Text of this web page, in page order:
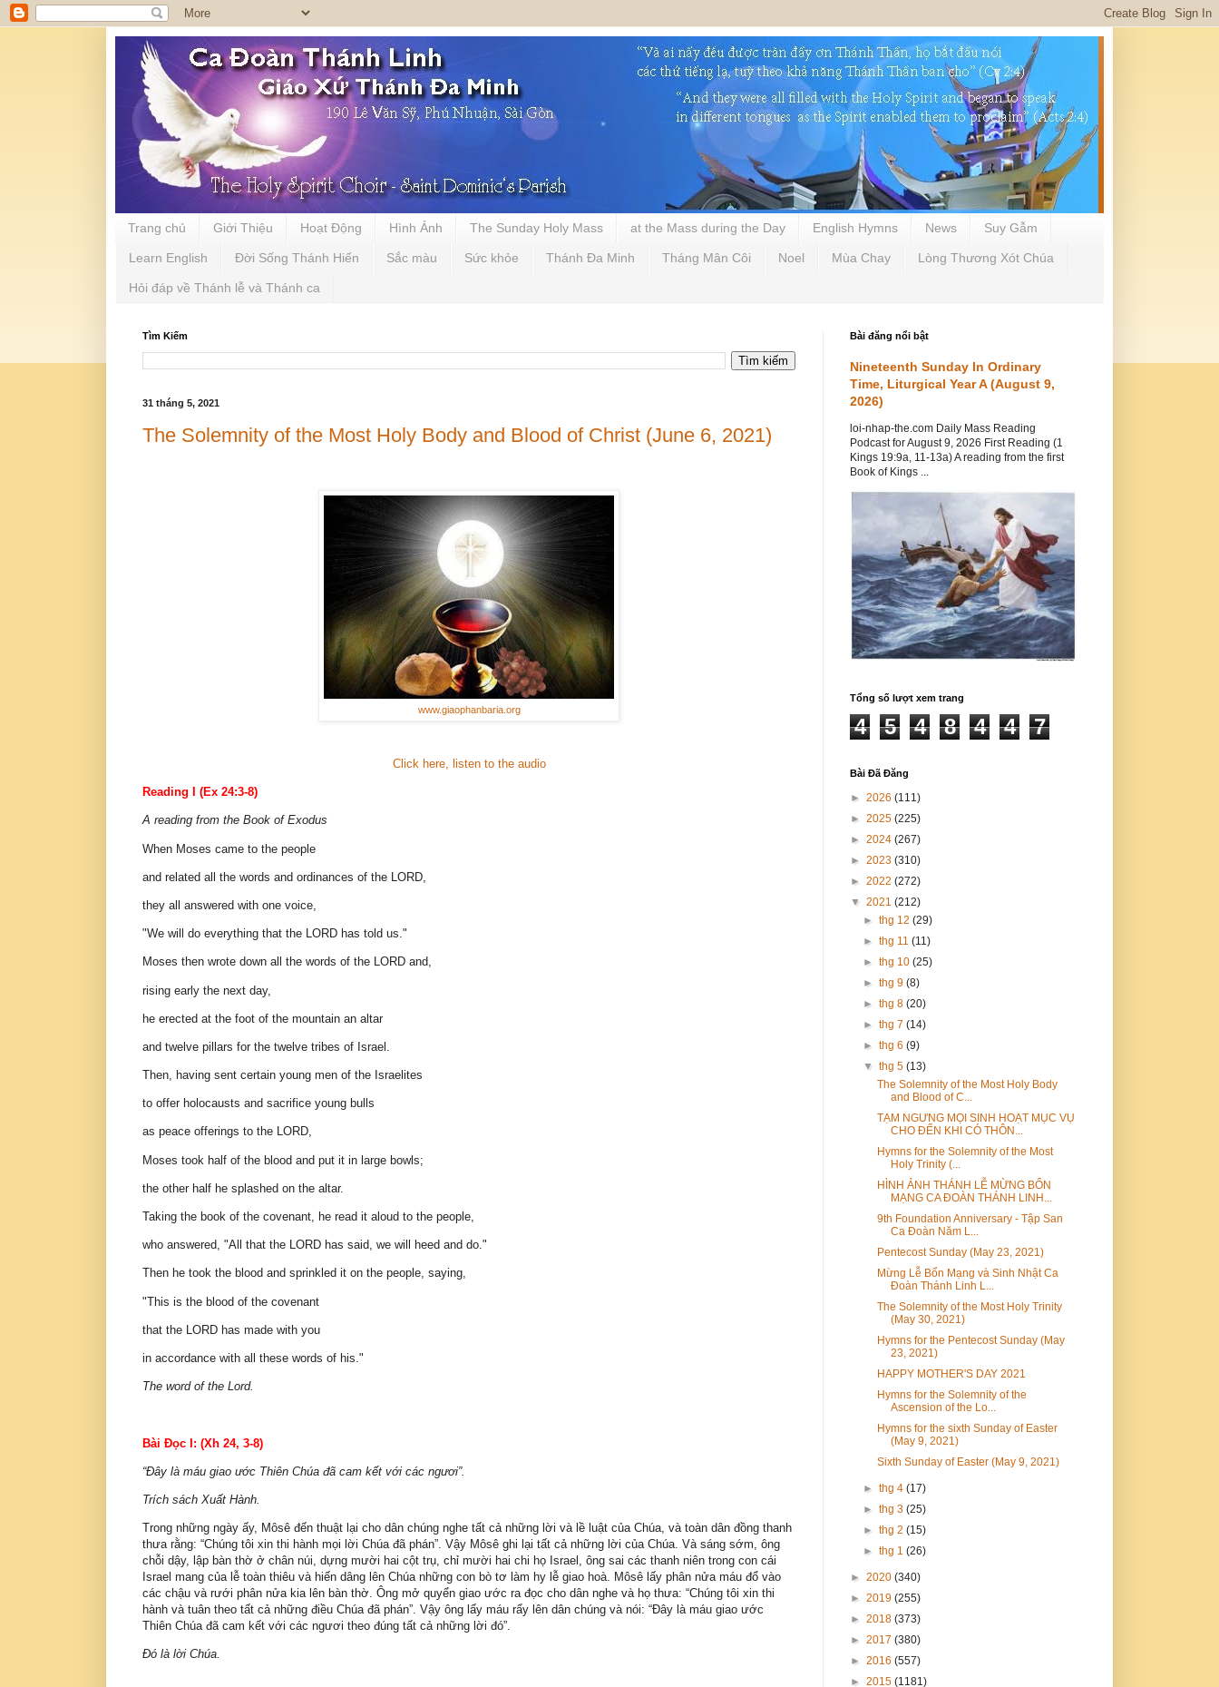
Trang chủ Giới Thiệu Hoạt Động Hình Ảnh The Sunday Holy Mass at the Mass during the Day English Hymns News Suy Gẫm
Learn English Đời Sống Thánh Hiến Sắc màu Sức khỏe Thánh Đa Minh Tháng Mân Côi Noel Mùa Chay Lòng Thương Xót Chúa
Hỏi đáp về Thánh lễ và Thánh ca
Tìm Kiếm
31 tháng 5, 2021
The Solemnity of the Most Holy Body and Blood of Christ (June 6, 2021)
www.giaophanbaria.org
Click here, listen to the audio
Reading I (Ex 24:3-8)
A reading from the Book of Exodus
When Moses came to the people
and related all the words and ordinances of the LORD,
they all answered with one voice,
"We will do everything that the LORD has told us."
Moses then wrote down all the words of the LORD and,
rising early the next day,
he erected at the foot of the mountain an altar
and twelve pillars for the twelve tribes of Israel.
Then, having sent certain young men of the Israelites
to offer holocausts and sacrifice young bulls
as peace offerings to the LORD,
Moses took half of the blood and put it in large bowls;
the other half he splashed on the altar.
Taking the book of the covenant, he read it aloud to the people,
who answered, "All that the LORD has said, we will heed and do."
Then he took the blood and sprinkled it on the people, saying,
"This is the blood of the covenant
that the LORD has made with you
in accordance with all these words of his."
The word of the Lord.
Bài Ðọc I: (Xh 24, 3-8)
“Ðây là máu giao ước Thiên Chúa đã cam kết với các ngươi”.
Trích sách Xuất Hành.
Trong những ngày ấy, Môsê đến thuật lại cho dân chúng nghe tất cả những lời và lề luật của Chúa, và toàn dân đồng thanh
thưa rằng: “Chúng tôi xin thi hành mọi lời Chúa đã phán”. Vậy Môsê ghi lại tất cả những lời của Chúa. Và sáng sớm, ông
chỗi dậy, lập bàn thờ ở chân núi, dựng mười hai cột trụ, chỉ mười hai chi họ Israel, ông sai các thanh niên trong con cái
Israel mang của lễ toàn thiêu và hiến dâng lên Chúa những con bò tơ làm hy lễ giao hoà. Môsê lấy phân nửa máu đổ vào
các chậu và rưới phân nửa kia lên bàn thờ. Ông mở quyển giao ước ra đọc cho dân nghe và họ thưa: “Chúng tôi xin thi
hành và tuân theo tất cả những điều Chúa đã phán”. Vậy ông lấy máu rẩy lên dân chúng và nói: “Ðây là máu giao ước
Thiên Chúa đã cam kết với các ngươi theo đúng tất cả những lời đó”.
Ðó là lời Chúa.
Bài đăng nổi bật
Nineteenth Sunday In Ordinary
Time, Liturgical Year A (August 9,
2026)
loi-nhap-the.com Daily Mass Reading
Podcast for August 9, 2026 First Reading (1
Kings 19:9a, 11-13a) A reading from the first
Book of Kings ...
Tổng số lượt xem trang
4 5 4 8 4 4 7
Bài Đã Đăng
► 2026 (111)
► 2025 (225)
► 2024 (267)
► 2023 (310)
► 2022 (272)
▼ 2021 (212)
►thg 12(29)
►thg 11(11)
►thg 10(25)
►thg 9(8)
►thg 8(20)
►thg 7(14)
►thg 6(9)
▼thg 5(13)
The Solemnity of the Most Holy Body
and Blood of C...
TẠM NGƯNG MỌI SINH HOẠT MỤC VỤ
CHO ĐẾN KHI CÓ THÔN...
Hymns for the Solemnity of the Most
Holy Trinity (...
HÌNH ẢNH THÁNH LỄ MỪNG BỔN
MẠNG CA ĐOÀN THÁNH LINH...
9th Foundation Anniversary - Tập San
Ca Đoàn Năm L...
Pentecost Sunday (May 23, 2021)
Mừng Lễ Bổn Mạng và Sinh Nhật Ca
Đoàn Thánh Linh L...
The Solemnity of the Most Holy Trinity
(May 30, 2021)
Hymns for the Pentecost Sunday (May
23, 2021)
HAPPY MOTHER'S DAY 2021
Hymns for the Solemnity of the
Ascension of the Lo...
Hymns for the sixth Sunday of Easter
(May 9, 2021)
Sixth Sunday of Easter (May 9, 2021)
►thg 4(17)
►thg 3(25)
►thg 2(15)
►thg 1(26)
► 2020 (340)
► 2019 (255)
► 2018 (373)
► 2017 (380)
► 2016 (557)
► 2015 (1181)